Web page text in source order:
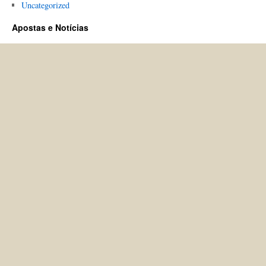
Uncategorized
Apostas e Notícias